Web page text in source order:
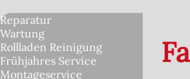
Reparatur
Wartung
Rollladen Reinigung
Frühjahres Service
Montageservice